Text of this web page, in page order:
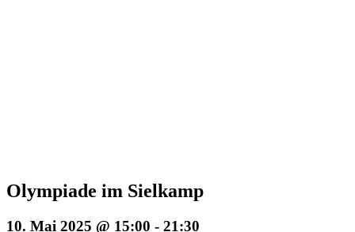
Olympiade im Sielkamp
10. Mai 2025 @ 15:00 - 21:30